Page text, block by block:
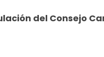
del Consejo